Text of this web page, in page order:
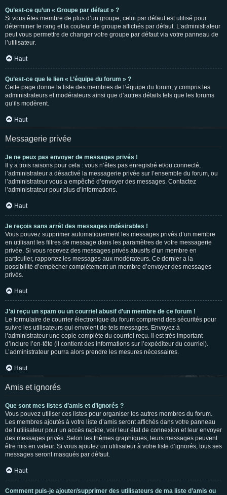
Qu’est-ce qu’un « Groupe par défaut » ?
Si vous êtes membre de plus d’un groupe, celui par défaut est utilisé pour
déterminer le rang et la couleur de groupe affichés par défaut. L’administrateur
peut vous permettre de changer votre groupe par défaut via votre panneau de
l’utilisateur.
Haut
Qu’est-ce que le lien « L’équipe du forum » ?
Cette page donne la liste des membres de l’équipe du forum, y compris les
administrateurs et modérateurs ainsi que d’autres détails tels que les forums
qu’ils modèrent.
Haut
Messagerie privée
Je ne peux pas envoyer de messages privés !
Il y a trois raisons pour cela : vous n’êtes pas enregistré et/ou connecté,
l’administrateur a désactivé la messagerie privée sur l’ensemble du forum, ou
l’administrateur vous a empêché d’envoyer des messages. Contactez
l’administrateur pour plus d’informations.
Haut
Je reçois sans arrêt des messages indésirables !
Vous pouvez supprimer automatiquement les messages privés d’un membre
en utilisant les filtres de message dans les paramètres de votre messagerie
privée. Si vous recevez des messages privés abusifs d’un membre en
particulier, rapportez les messages aux modérateurs. Ce dernier a la
possibilité d’empêcher complètement un membre d’envoyer des messages
privés.
Haut
J’ai reçu un spam ou un courriel abusif d’un membre de ce forum !
Le formulaire de courrier électronique du forum comprend des sécurités pour
suivre les utilisateurs qui envoient de tels messages. Envoyez à
l’administrateur une copie complète du courriel reçu. Il est très important
d’inclure l’en-tête (il contient des informations sur l’expéditeur du courriel).
L’administrateur pourra alors prendre les mesures nécessaires.
Haut
Amis et ignorés
Que sont mes listes d’amis et d’ignorés ?
Vous pouvez utiliser ces listes pour organiser les autres membres du forum.
Les membres ajoutés à votre liste d’amis seront affichés dans votre panneau
de l’utilisateur pour un accès rapide, voir leur état de connexion et leur envoyer
des messages privés. Selon les thèmes graphiques, leurs messages peuvent
être mis en valeur. Si vous ajoutez un utilisateur à votre liste d’ignorés, tous ses
messages seront masqués par défaut.
Haut
Comment puis-je ajouter/supprimer des utilisateurs de ma liste d’amis ou